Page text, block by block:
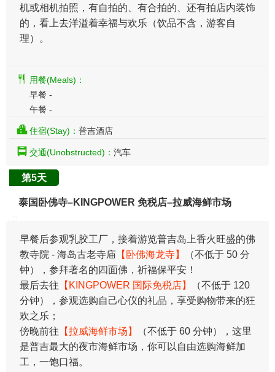
机或相机拍照，有自拍的、有合拍的、还有拍店内装饰
的，看上去洋溢着幸福与欢乐（饮品不含，游客自
理）。
用餐(Meals)：
早餐 -
午餐 -
住宿(Stay)： 普吉酒店
交通(Unobstructed)： 汽车
第5天
泰国卧佛寺–KINGPOWER 免税店–拉威海鲜市场
早餐后参观乳胶工厂，接着游览普吉岛上香火旺盛的佛
教寺院 - 海岛古老寺庙 【卧佛海龙寺】
（不低于 50 分
钟），参拜著名的四面佛，祈福保平安！
最后去往 【KINGPOWER 国际免税店】
（不低于 120
分钟），参观选购自己心仪的礼品，享受购物带来的狂
欢之乐；
傍晚前往 【拉威海鲜市场】
（不低于 60 分钟），这里
是普吉最大的夜市海鲜市场，你可以自由选购海鲜加
工，一饱口福。